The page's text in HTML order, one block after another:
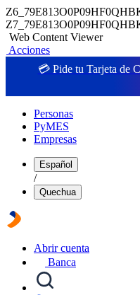
Web Content Viewer
Acciones
💳 Pide tu Tarjeta de
Personas
PyMES
Empresas
Español
/
Quechua
Abrir cuenta
Banca